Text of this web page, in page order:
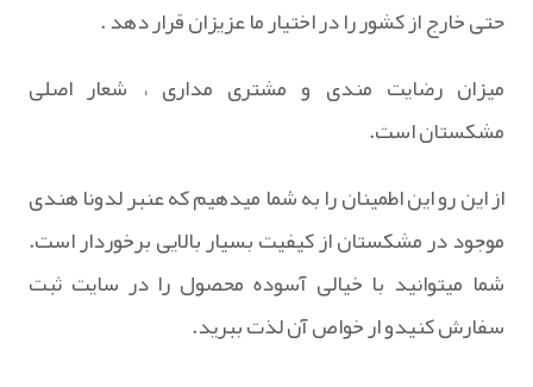
حتی خارج از کشور را در اختیار ما عزیزان قرار دهد .
میزان رضایت مندی و مشتری مداری ، شعار اصلی
مشکستان است.
از این رو این اطمینان را به شما میدهیم که عنبر لدونا هندی
موجود در مشکستان از کیفیت بسیار بالایی برخوردار است.
شما میتوانید با خیالی آسوده محصول را در سایت ثبت
سفارش کنیدو ار خواص آن لذت ببرید.